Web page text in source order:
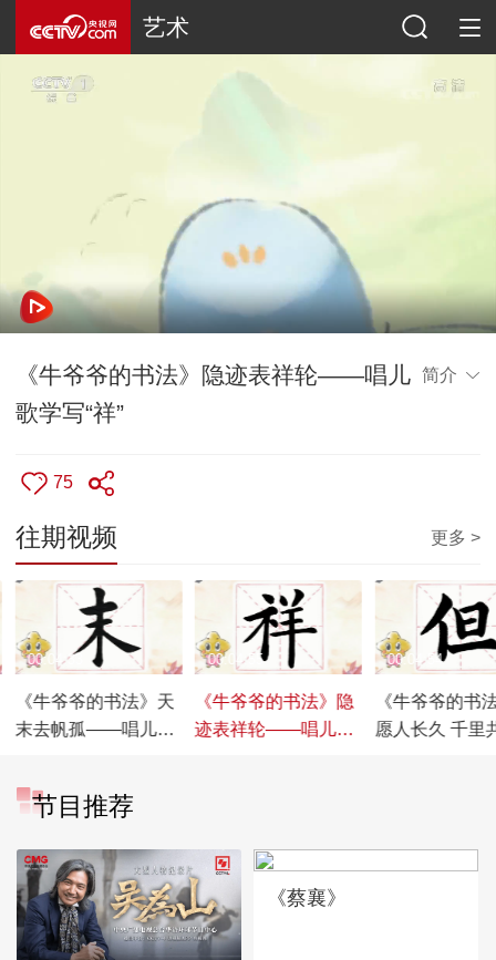
艺术
《牛爷爷的书法》隐迹表祥轮——唱儿
歌学写“祥”
简介
75
往期视频 更多 >
《牛爷爷的书法》天
末去帆孤——唱儿歌
00:04:33
《牛爷爷的书法》隐
迹表祥轮——唱儿歌
00:04:55
《牛爷爷的书
愿人长久 千里
00:04:54
节目推荐
《蔡襄》